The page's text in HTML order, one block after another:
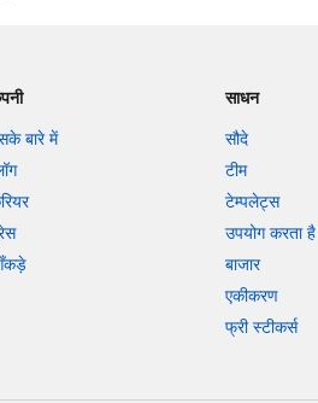
बारे में
साधन
सौदे
टीम
टेम्पलेट्स
उपयोग करता है
बाजार
एकीकरण
फ्री स्टीकर्स